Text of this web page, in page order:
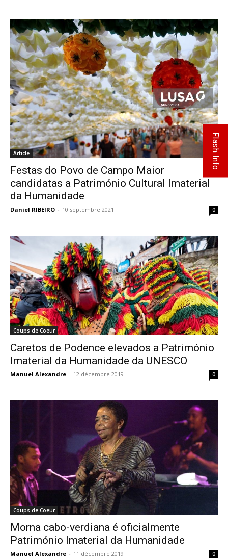
Article
Festas do Povo de Campo Maior
candidatas a Património Cultural Imaterial
da Humanidade
Daniel RIBEIRO - 10 septembre 2021 0
Coups de Coeur
Caretos de Podence elevados a Património
Imaterial da Humanidade da UNESCO
Manuel Alexandre - 12 décembre 2019 0
Coups de Coeur
Morna cabo-verdiana é oficialmente
Património Imaterial da Humanidade
Manuel Alexandre - 11 décembre 2019 0
Flash Info